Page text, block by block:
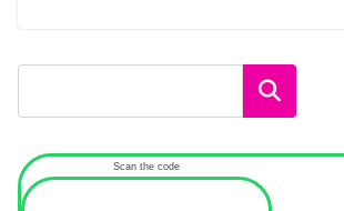
Ara
Scan the code